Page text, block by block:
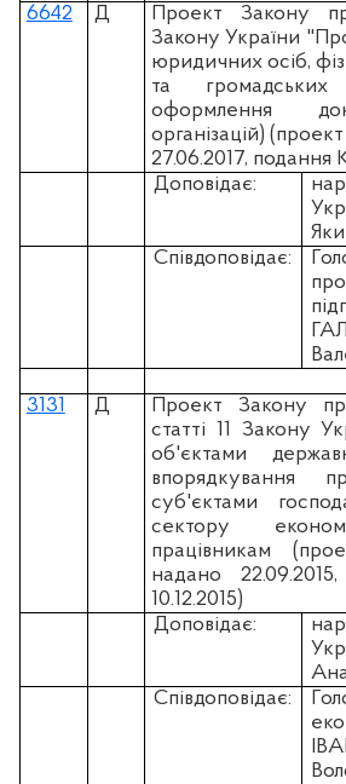
6642 Д
Проект Закону
Закону України
юридичних осіб,
та
оформлення
організацій)
27.06.2017, подання
Доповідає:
Співдоповідає:
3131 Д
Проект Закону
статті 11 Закону
об'єктами
впорядкування
суб'єктами
сектору
працівникам
надано
10.12.2015)
Доповідає:
Співдоповідає: